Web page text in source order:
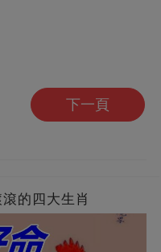
下一頁
的四大生肖